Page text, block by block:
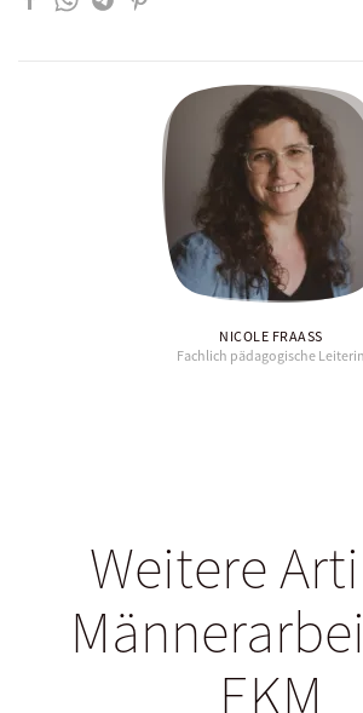
NICOLE FRAASS
Fachlich pädagogische Leiterin
Weitere
EKM